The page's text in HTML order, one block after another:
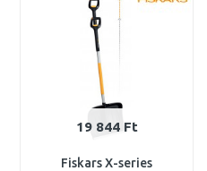
19 844 Ft
Fiskars X-series